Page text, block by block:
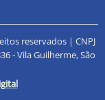
reservados | CNPJ
- Vila Guilherme, São